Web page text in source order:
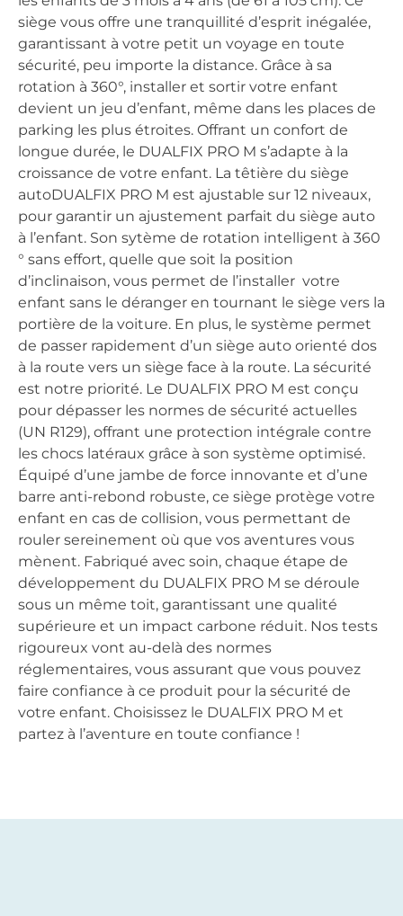
siège vous offre une tranquillité d’esprit inégalée,
garantissant à votre petit un voyage en toute
sécurité, peu importe la distance. Grâce à sa
rotation à 360°, installer et sortir votre enfant
devient un jeu d’enfant, même dans les places de
parking les plus étroites. Offrant un confort de
longue durée, le DUALFIX PRO M s’adapte à la
croissance de votre enfant. La têtière du siège
autoDUALFIX PRO M est ajustable sur 12 niveaux,
pour garantir un ajustement parfait du siège auto
à l’enfant. Son sytème de rotation intelligent à 360
° sans effort, quelle que soit la position
d’inclinaison, vous permet de l’installer votre
enfant sans le déranger en tournant le siège vers la
portière de la voiture. En plus, le système permet
de passer rapidement d’un siège auto orienté dos
à la route vers un siège face à la route. La sécurité
est notre priorité. Le DUALFIX PRO M est conçu
pour dépasser les normes de sécurité actuelles
(UN R129), offrant une protection intégrale contre
les chocs latéraux grâce à son système optimisé.
Équipé d’une jambe de force innovante et d’une
barre anti-rebond robuste, ce siège protège votre
enfant en cas de collision, vous permettant de
rouler sereinement où que vos aventures vous
mènent. Fabriqué avec soin, chaque étape de
développement du DUALFIX PRO M se déroule
sous un même toit, garantissant une qualité
supérieure et un impact carbone réduit. Nos tests
rigoureux vont au-delà des normes
réglementaires, vous assurant que vous pouvez
faire confiance à ce produit pour la sécurité de
votre enfant. Choisissez le DUALFIX PRO M et
partez à l’aventure en toute confiance !